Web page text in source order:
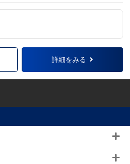
詳細をみる